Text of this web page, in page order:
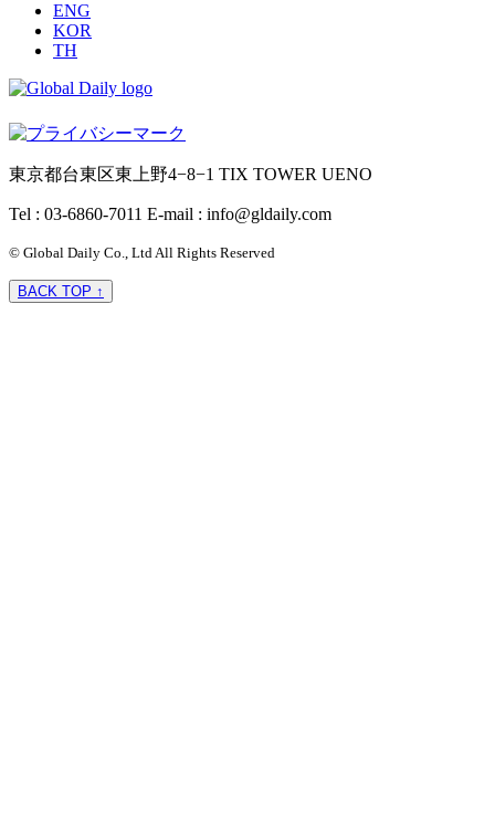
ENG
KOR
TH
東京都台東区東上野4−8−1 TIX TOWER UENO
Tel : 03-6860-7011 E-mail : info@gldaily.com
© Global Daily Co., Ltd All Rights Reserved
BACK TOP ↑